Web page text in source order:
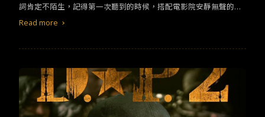
詞肯定不陌生，記得第一次聽到的時候，搭配電影院安靜無聲的陰
暗環境，有一股毛骨悚然的感覺，現代隨著科技進步，走到哪都有
影，是金·凱瑞的第一部科幻作品。這部電影記錄男主角楚門的生
活，電影開始不久就能發現，他的世界實際是由實境秀節目建構出
來、並播送給全球數十萬的觀眾的「現實生活」。直到有一天，楚
門逐漸開始對他身處的世界有所懷疑，甚至曾經想試著離開生活了
Read more